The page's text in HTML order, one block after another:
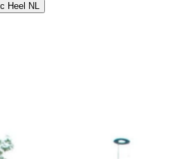
Heel NL